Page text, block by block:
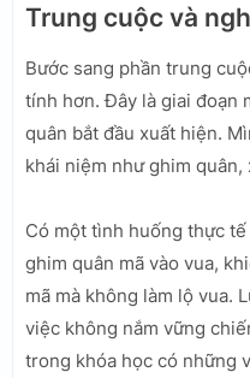
Trung cuộc và
Bước sang phần trung
tính hơn. Đây là giai đoạn
quân bắt đầu xuất hiện.
khái niệm như ghim
Có một tình huống thực
ghim quân mã vào vua,
mã mà không làm lộ vua.
việc không nắm vững
trong khóa học có những